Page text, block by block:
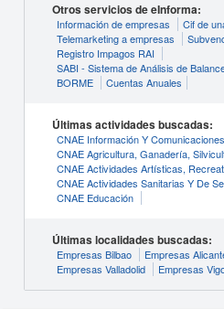
Otros servicios de eInforma:
Información de empresas
Cif de
Telemarketing a empresas
Registro Impagos RAI
SABI - Sistema de Análisis de
BORME
Cuentas Anuales
Últimas actividades buscadas:
CNAE Información Y Comunicaciones
CNAE Agricultura, Ganadería,
CNAE Actividades Artísticas,
CNAE Actividades Sanitarias Y De
CNAE Educación
Últimas localidades buscadas:
Empresas Bilbao Empresas
Empresas Valladolid
Empresas